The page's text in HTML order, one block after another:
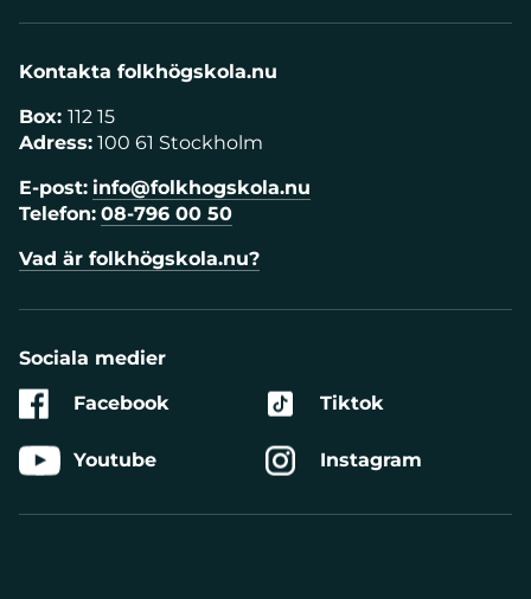
Kontakta folkhögskola.nu
Box: 112 15
Adress: 100 61 Stockholm
E-post: info@folkhogskola.nu
Telefon: 08-796 00 50
Vad är folkhögskola.nu?
Sociala medier
Facebook
Youtube
Tiktok
Instagram